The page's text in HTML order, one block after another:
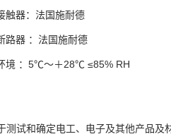
触器：法国施耐德
路器 ：法国施耐德
境 ：5℃～＋28℃ ≤85% RH
试和确定电工、电子及其他产品及